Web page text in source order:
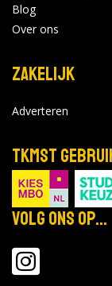
2026
Bekijk de
Saxion -
okt
31
Blog
Over ons
Zakelijk
Adverteren
TKMST
Volg ons op...